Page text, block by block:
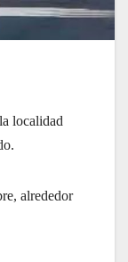
localidad
alrededor